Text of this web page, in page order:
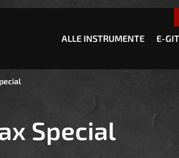
Version dieser SeiteDiese Meldung nicht
ALLE INSTRUMENTE E-
Special